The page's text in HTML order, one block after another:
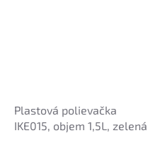
Plastová polievačka
IKE015, objem 1,5L, zelená